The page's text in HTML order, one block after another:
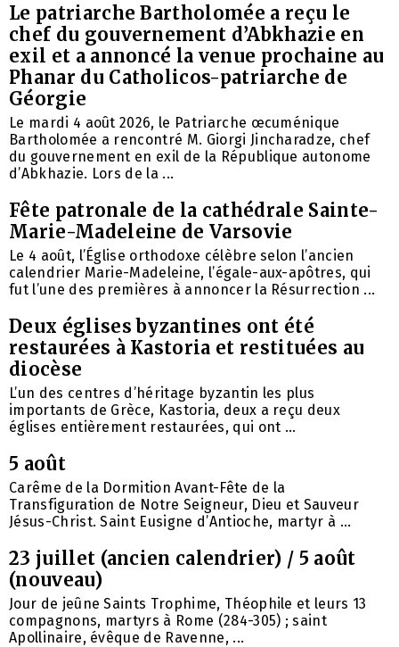
Le patriarche Bartholomée a reçu le
chef du gouvernement d’Abkhazie en
exil et a annoncé la venue prochaine au
Phanar du Catholicos-patriarche de
Géorgie
Le mardi 4 août 2026, le Patriarche œcuménique
Bartholomée a rencontré M. Giorgi Jincharadze, chef
du gouvernement en exil de la République autonome
d’Abkhazie. Lors de la ...
Fête patronale de la cathédrale Sainte-
Marie-Madeleine de Varsovie
Le 4 août, l’Église orthodoxe célèbre selon l’ancien
calendrier Marie-Madeleine, l’égale-aux-apôtres, qui
fut l’une des premières à annoncer la Résurrection ...
Deux églises byzantines ont été
restaurées à Kastoria et restituées au
diocèse
L’un des centres d’héritage byzantin les plus
importants de Grèce, Kastoria, deux a reçu deux
églises entièrement restaurées, qui ont ...
5 août
Carême de la Dormition Avant-Fête de la
Transfiguration de Notre Seigneur, Dieu et Sauveur
Jésus-Christ. Saint Eusigne d’Antioche, martyr à ...
23 juillet (ancien calendrier) / 5 août
(nouveau)
Jour de jeûne Saints Trophime, Théophile et leurs 13
compagnons, martyrs à Rome (284-305) ; saint
Apollinaire, évêque de Ravenne, ...